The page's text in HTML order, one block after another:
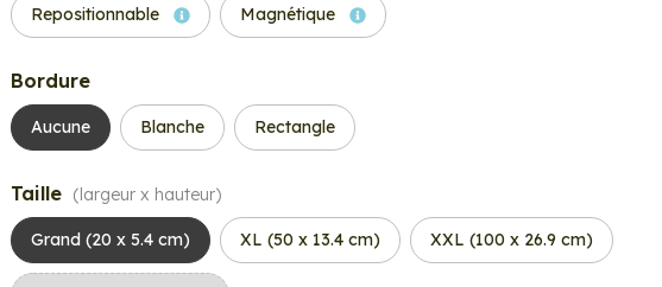
Repositionnable Magnétique
Bordure
Aucune Blanche Rectangle
Taille (largeur x hauteur)
Grand (20 x 5.4 cm) XL (50 x 13.4 cm) XXL (100 x 26.9 cm)